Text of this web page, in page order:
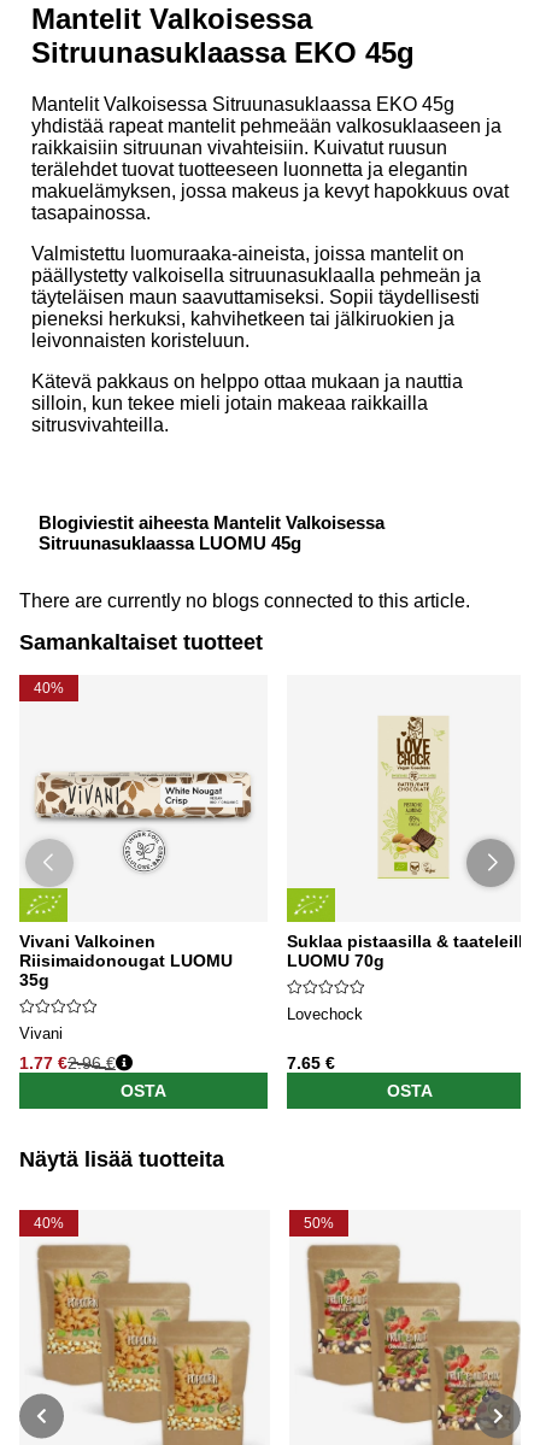
Mantelit Valkoisessa
Sitruunasuklaassa EKO 45g
Mantelit Valkoisessa Sitruunasuklaassa EKO 45g
yhdistää rapeat mantelit pehmeään valkosuklaaseen ja
raikkaisiin sitruunan vivahteisiin. Kuivatut ruusun
terälehdet tuovat tuotteeseen luonnetta ja elegantin
makuelämyksen, jossa makeus ja kevyt hapokkuus ovat
tasapainossa.
Valmistettu luomuraaka-aineista, joissa mantelit on
päällystetty valkoisella sitruunasuklaalla pehmeän ja
täyteläisen maun saavuttamiseksi. Sopii täydellisesti
pieneksi herkuksi, kahvihetkeen tai jälkiruokien ja
leivonnaisten koristeluun.
Kätevä pakkaus on helppo ottaa mukaan ja nauttia
silloin, kun tekee mieli jotain makeaa raikkailla
sitrusvivahteilla.
Blogiviestit aiheesta Mantelit Valkoisessa
Sitruunasuklaassa LUOMU 45g
There are currently no blogs connected to this article.
Samankaltaiset tuotteet
40%
Vivani Valkoinen
Riisimaidonougat LUOMU
35g
Vivani
1.77 €2.96 €
OSTA
Suklaa pistaasilla & taateleilla
LUOMU 70g
Lovechock
7.65 €
OSTA
Näytä lisää tuotteita
40% 50%